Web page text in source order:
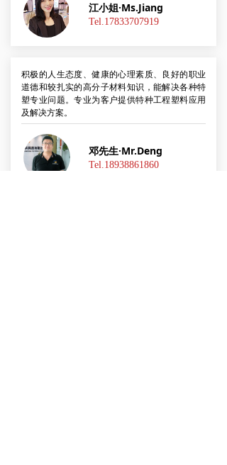
江小姐·Ms.Jiang
Tel.17833707919
积极的人生态度、健康的心理素质、良好的职业
道德和较扎实的高分子材料知识，能解决各种特
塑专业问题。专业为客户提供特种工程塑料应用
及解决方案。
邓先生·Mr.Deng
Tel.18938861860